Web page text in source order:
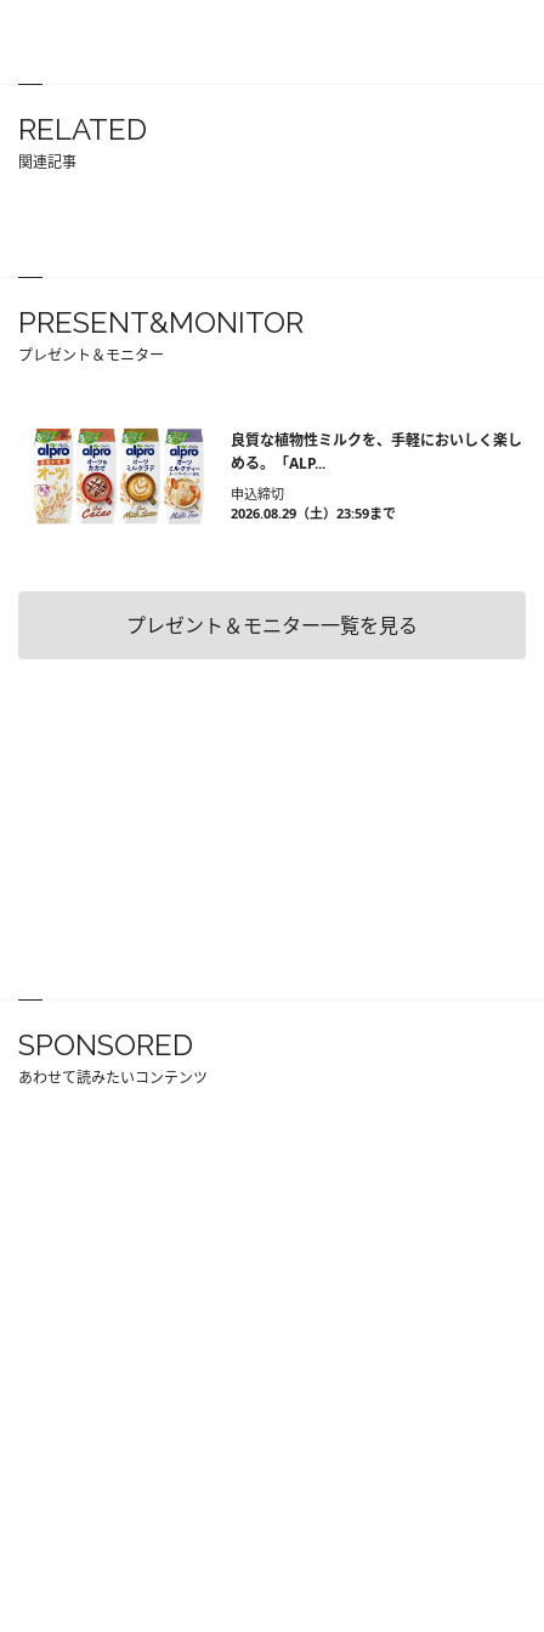
RELATED
関連記事
PRESENT&MONITOR
プレゼント＆モニター
良質な植物性ミルクを、手軽においしく楽し
める。「ALP...
申込締切
2026.08.29（土）23:59まで
プレゼント＆モニター一覧を見る
SPONSORED
あわせて読みたいコンテンツ